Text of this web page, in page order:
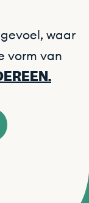
waar
vorm van